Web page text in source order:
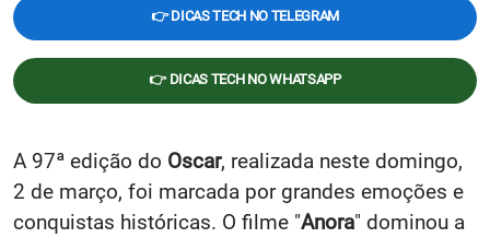
👉 DICAS TECH NO TELEGRAM
👉 DICAS TECH NO WHATSAPP
A 97ª edição do Oscar, realizada neste domingo,
2 de março, foi marcada por grandes emoções e
conquistas históricas. O filme "Anora" dominou a